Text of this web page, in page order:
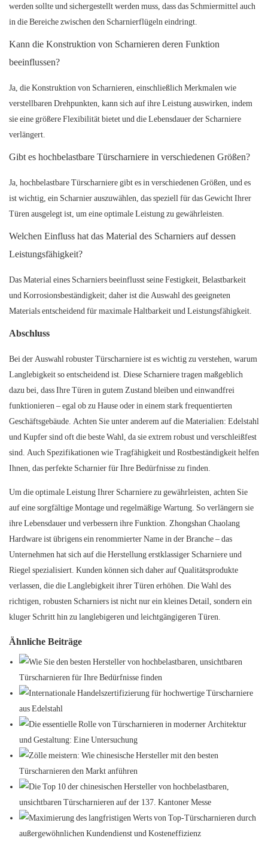
werden sollte und sichergestellt werden muss, dass das Schmiermittel auch
in die Bereiche zwischen den Scharnierflügeln eindringt.
Kann die Konstruktion von Scharnieren deren Funktion
beeinflussen?
Ja, die Konstruktion von Scharnieren, einschließlich Merkmalen wie
verstellbaren Drehpunkten, kann sich auf ihre Leistung auswirken, indem
sie eine größere Flexibilität bietet und die Lebensdauer der Scharniere
verlängert.
Gibt es hochbelastbare Türscharniere in verschiedenen Größen?
Ja, hochbelastbare Türscharniere gibt es in verschiedenen Größen, und es
ist wichtig, ein Scharnier auszuwählen, das speziell für das Gewicht Ihrer
Türen ausgelegt ist, um eine optimale Leistung zu gewährleisten.
Welchen Einfluss hat das Material des Scharniers auf dessen
Leistungsfähigkeit?
Das Material eines Scharniers beeinflusst seine Festigkeit, Belastbarkeit
und Korrosionsbeständigkeit; daher ist die Auswahl des geeigneten
Materials entscheidend für maximale Haltbarkeit und Leistungsfähigkeit.
Abschluss
Bei der Auswahl robuster Türscharniere ist es wichtig zu verstehen, warum
Langlebigkeit so entscheidend ist. Diese Scharniere tragen maßgeblich
dazu bei, dass Ihre Türen in gutem Zustand bleiben und einwandfrei
funktionieren – egal ob zu Hause oder in einem stark frequentierten
Geschäftsgebäude. Achten Sie unter anderem auf die Materialien: Edelstahl
und Kupfer sind oft die beste Wahl, da sie extrem robust und verschleißfest
sind. Auch Spezifikationen wie Tragfähigkeit und Rostbeständigkeit helfen
Ihnen, das perfekte Scharnier für Ihre Bedürfnisse zu finden.
Um die optimale Leistung Ihrer Scharniere zu gewährleisten, achten Sie
auf eine sorgfältige Montage und regelmäßige Wartung. So verlängern sie
ihre Lebensdauer und verbessern ihre Funktion. Zhongshan Chaolang
Hardware ist übrigens ein renommierter Name in der Branche – das
Unternehmen hat sich auf die Herstellung erstklassiger Scharniere und
Riegel spezialisiert. Kunden können sich daher auf Qualitätsprodukte
verlassen, die die Langlebigkeit ihrer Türen erhöhen. Die Wahl des
richtigen, robusten Scharniers ist nicht nur ein kleines Detail, sondern ein
kluger Schritt hin zu langlebigeren und leichtgängigeren Türen.
Ähnliche Beiträge